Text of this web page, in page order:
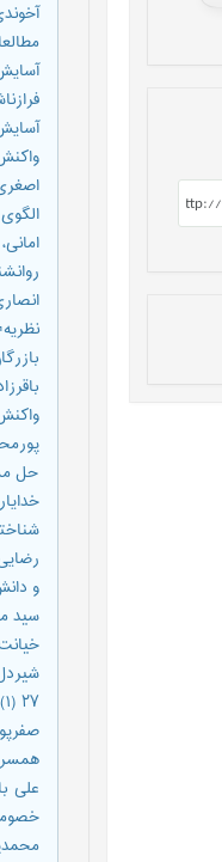
بازرگان، عباس. (1399). مقدمه¬ای بر
حل
و
خیانت
۲۷ (۱) :۱۴۳-۱۳۸
محمدپور، احمد. (1392).